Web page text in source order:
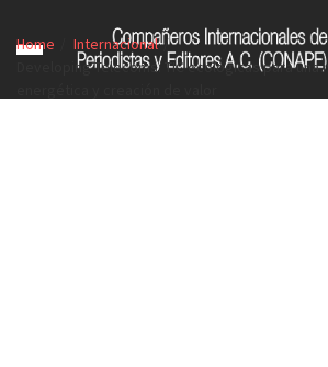
Home
Internacional
Developing Telecoms: TIC ecológicas para una